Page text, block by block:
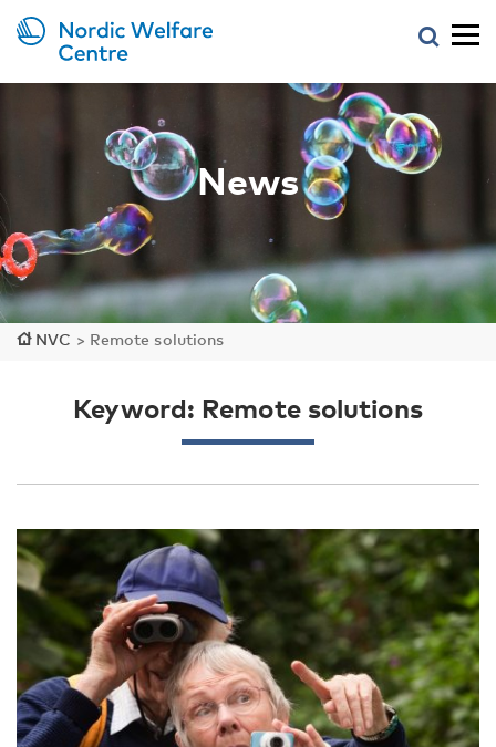
News
NVC > Remote solutions
Keyword: Remote solutions